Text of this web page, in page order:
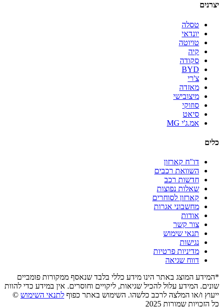
יצרנים
טסלה
יונדאי
טויוטה
קיה
סקודה
BYD
צ'רי
מאזדה
מיצובישי
סוזוקי
סיאט
אמ.ג'י MG
כלים
דו"ח קארזון
השוואת רכבים
חדשות רכב
שאלות נפוצות
קארזון לסוחרים
מחשבוני אגרות
אודות
צור קשר
תנאי שימוש
נגישות
מדיניות פרטיות
דווח שגיאה
*המידע המוצג באתר הינו מידע כללי בלבד שנאסף ממקורות פומביים
שונים. המידע עלול להכיל שגיאות, ליקויים וחוסרים. אין במידע כדי להוות
ייעוץ ו/או המלצה לרכב כלשהו. השימוש באתר כפוף לתנאי השימוש ©
כל הזכויות שמורות 2025